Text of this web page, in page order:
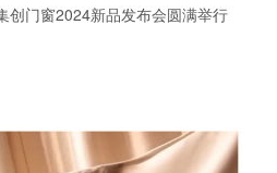
创门窗2024新品发布会圆满举行